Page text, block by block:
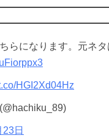
らになります。元ネタ
HGI2Xd04Hz
日